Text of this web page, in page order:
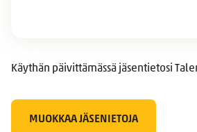
Käythän päivittämässä jäsentietosi
MUOKKAA JÄSENIETOJA